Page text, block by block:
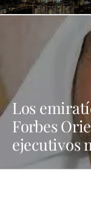
Los
Forbes
ejecutivos